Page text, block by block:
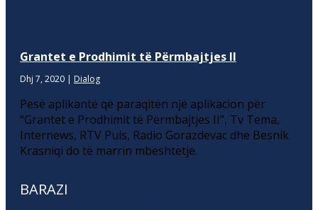
Grantet e Prodhimit të Përmbajtjes II
Dhj 7, 2020 | Dialog
Pesë aplikantë që paraqitën një aplikacion për
“Grantet e Prodhimit të Përmbajtjes II”, Tv Tema,
Internews, RTV Puls, Radio Gorazdevac dhe Besnik
Krasniqi do të marrin mbështetje.
BARAZI